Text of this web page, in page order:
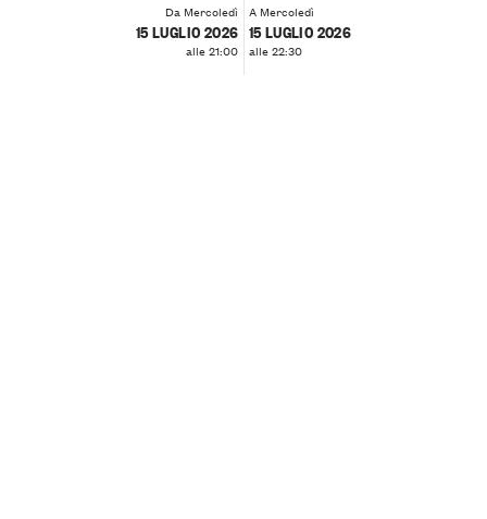
Da Mercoledì
15 LUGLIO 2026
alle 21:00
A Mercoledì
15 LUGLIO 2026
alle 22:30